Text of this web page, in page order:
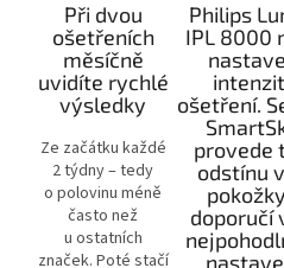
Při dvou
ošetřeních
měsíčně
uvidíte rychlé
výsledky
Ze začátku každé
2 týdny – tedy
o polovinu méně
často než
u ostatních
značek. Poté stačí
Philips
IPL 8000
ošetření.
provede
odstínu
doporučí